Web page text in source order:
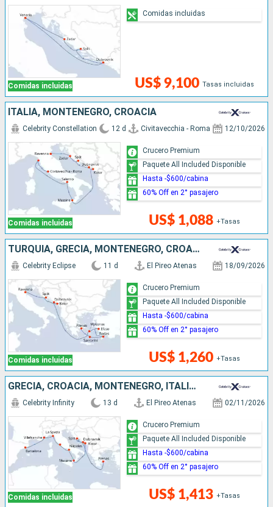
Comidas incluidas US$ 9,100 Tasas incluidas
Comidas incluidas
ITALIA, MONTENEGRO, CROACIA
Comidas incluidas
Celebrity Constellation 12 d Civitavecchia - Roma 12/10/2026
US$ 1,088 +Tasas
Crucero Premium
Paquete All Included Disponible
Hasta -$600/cabina
60% Off en 2° pasajero
TURQUÍA, GRECIA, MONTENEGRO, CROACIA, ITALIA
Comidas incluidas
Celebrity Eclipse 11 d El Pireo Atenas 18/09/2026
US$ 1,260 +Tasas
Crucero Premium
Paquete All Included Disponible
Hasta -$600/cabina
60% Off en 2° pasajero
GRECIA, CROACIA, MONTENEGRO, ITALIA, FRANCIA, ESPAÑA
Comidas incluidas
Celebrity Infinity 13 d El Pireo Atenas 02/11/2026
US$ 1,413 +Tasas
Crucero Premium
Paquete All Included Disponible
Hasta -$600/cabina
60% Off en 2° pasajero